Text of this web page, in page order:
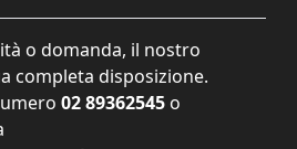
o domanda, il nostro
completa disposizione.
02 89362545 o